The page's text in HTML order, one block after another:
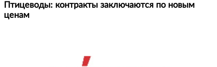
Птицеводы: контракты заключаются по новым
ценам